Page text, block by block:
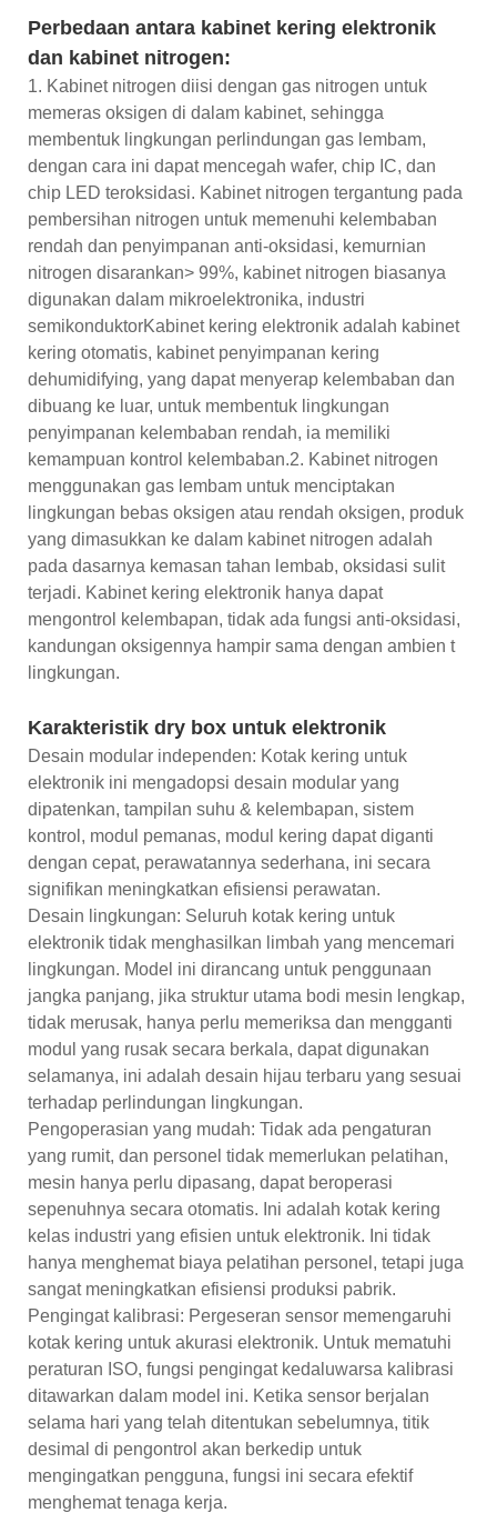
Perbedaan antara kabinet kering elektronik
dan kabinet nitrogen:
1. Kabinet nitrogen diisi dengan gas nitrogen untuk
memeras oksigen di dalam kabinet, sehingga
membentuk lingkungan perlindungan gas lembam,
dengan cara ini dapat mencegah wafer, chip IC, dan
chip LED teroksidasi. Kabinet nitrogen tergantung pada
pembersihan nitrogen untuk memenuhi kelembaban
rendah dan penyimpanan anti-oksidasi, kemurnian
nitrogen disarankan> 99%, kabinet nitrogen biasanya
digunakan dalam mikroelektronika, industri
semikonduktorKabinet kering elektronik adalah kabinet
kering otomatis, kabinet penyimpanan kering
dehumidifying, yang dapat menyerap kelembaban dan
dibuang ke luar, untuk membentuk lingkungan
penyimpanan kelembaban rendah, ia memiliki
kemampuan kontrol kelembaban.2. Kabinet nitrogen
menggunakan gas lembam untuk menciptakan
lingkungan bebas oksigen atau rendah oksigen, produk
yang dimasukkan ke dalam kabinet nitrogen adalah
pada dasarnya kemasan tahan lembab, oksidasi sulit
terjadi. Kabinet kering elektronik hanya dapat
mengontrol kelembapan, tidak ada fungsi anti-oksidasi,
kandungan oksigennya hampir sama dengan ambien t
lingkungan.
Karakteristik dry box untuk elektronik
Desain modular independen: Kotak kering untuk
elektronik ini mengadopsi desain modular yang
dipatenkan, tampilan suhu & kelembapan, sistem
kontrol, modul pemanas, modul kering dapat diganti
dengan cepat, perawatannya sederhana, ini secara
signifikan meningkatkan efisiensi perawatan.
Desain lingkungan: Seluruh kotak kering untuk
elektronik tidak menghasilkan limbah yang mencemari
lingkungan. Model ini dirancang untuk penggunaan
jangka panjang, jika struktur utama bodi mesin lengkap,
tidak merusak, hanya perlu memeriksa dan mengganti
modul yang rusak secara berkala, dapat digunakan
selamanya, ini adalah desain hijau terbaru yang sesuai
terhadap perlindungan lingkungan.
Pengoperasian yang mudah: Tidak ada pengaturan
yang rumit, dan personel tidak memerlukan pelatihan,
mesin hanya perlu dipasang, dapat beroperasi
sepenuhnya secara otomatis. Ini adalah kotak kering
kelas industri yang efisien untuk elektronik. Ini tidak
hanya menghemat biaya pelatihan personel, tetapi juga
sangat meningkatkan efisiensi produksi pabrik.
Pengingat kalibrasi: Pergeseran sensor memengaruhi
kotak kering untuk akurasi elektronik. Untuk mematuhi
peraturan ISO, fungsi pengingat kedaluwarsa kalibrasi
ditawarkan dalam model ini. Ketika sensor berjalan
selama hari yang telah ditentukan sebelumnya, titik
desimal di pengontrol akan berkedip untuk
mengingatkan pengguna, fungsi ini secara efektif
menghemat tenaga kerja.